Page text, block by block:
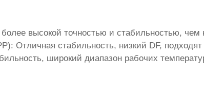
высокой точностью и стабильностью,
Отличная стабильность, низкий DF,
широкий диапазон рабочих